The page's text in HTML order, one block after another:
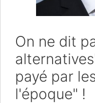
On ne dit
payé par
l'époque" !